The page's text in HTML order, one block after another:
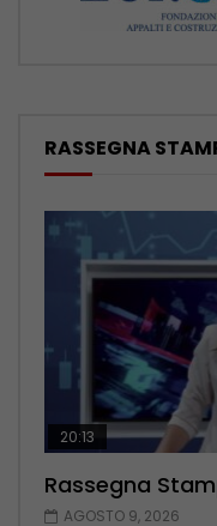
RASSEGNA
20:13
Rassegna
AGOSTO 9, 2026
14:03
Rassegna
AGOSTO 8, 2026